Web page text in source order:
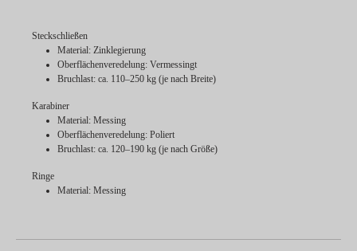
Steckschließen
Material: Zinklegierung
Oberflächenveredelung: Vermessingt
Bruchlast: ca. 110–250 kg (je nach Breite)
Karabiner
Material: Messing
Oberflächenveredelung: Poliert
Bruchlast: ca. 120–190 kg (je nach Größe)
Ringe
Material: Messing